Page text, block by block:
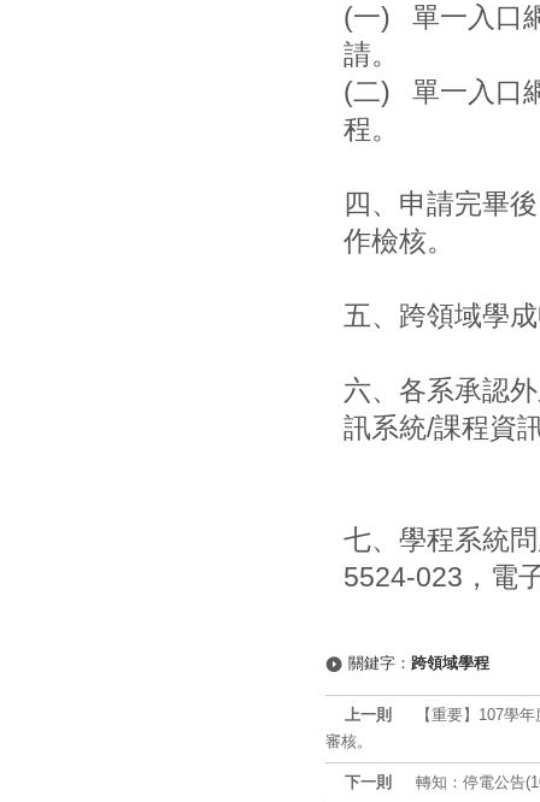
(一) 單一入口
請。
(二) 單一入口
程。
四、申請完畢
作檢核。
五、跨領域學
六、各系承認
訊系統/課程資
七、學程系統
5524-023，電
關鍵字： 跨領域學程
上一則
【重要】107學
審核。
下一則 轉知：停電公告